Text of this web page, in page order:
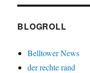
BLOGROLL
Belltower News
der rechte rand